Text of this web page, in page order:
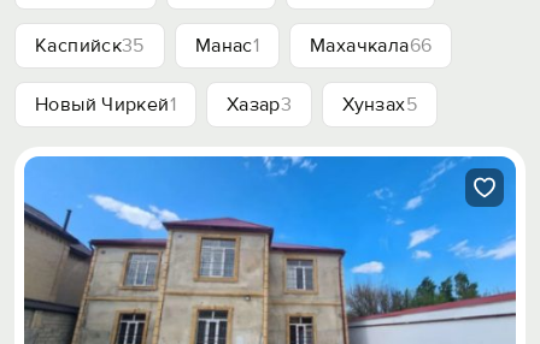
Каспийск35 Манас1 Махачкала66
Новый Чиркей1 Хазар3 Хунзах5